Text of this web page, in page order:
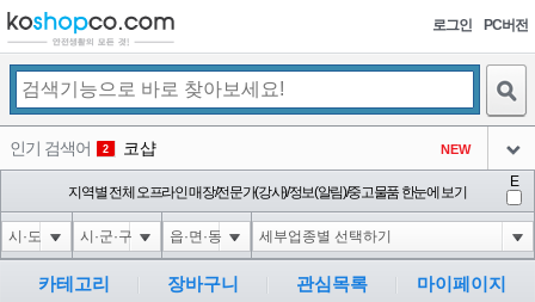
로그인 PC버전
인기 검색어 2 코샵 NEW
3 익스
아이콘
4 1-1; waitfor delay '0:0:15' --
아이콘
5 10"XOR(1*if(now()=sysdate(),sleep(15),0))XOR"Z
아이콘
1
지역별 전체 오프라인 매장/전문가(강사)/정보(알림)/중고물품 한눈에 보기
E
카테고리 장바구니 관심목록 마이페이지